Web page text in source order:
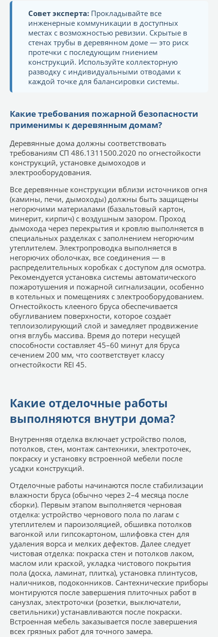
Совет эксперта: Прокладывайте все
инженерные коммуникации в доступных
местах с возможностью ревизии. Скрытые в
стенах трубы в деревянном доме — это риск
протечки с последующим гниением
конструкций. Используйте коллекторную
разводку с индивидуальными отводами к
каждой точке для балансировки системы.
Какие требования пожарной безопасности
применимы к деревянным домам?
Деревянные дома должны соответствовать
требованиям СП 486.1311500.2020 по огнестойкости
конструкций, установке дымоходов и
электрооборудования.
Все деревянные конструкции вблизи источников огня
(камины, печи, дымоходы) должны быть защищены
негорючими материалами (базальтовый картон,
минерит, кирпич) с воздушным зазором. Проход
дымохода через перекрытия и кровлю выполняется в
специальных разделках с заполнением негорючим
утеплителем. Электропроводка выполняется в
негорючих оболочках, все соединения — в
распределительных коробках с доступом для осмотра.
Рекомендуется установка системы автоматического
пожаротушения и пожарной сигнализации, особенно
в котельных и помещениях с электрооборудованием.
Огнестойкость клееного бруса обеспечивается
обугливанием поверхности, которое создаёт
теплоизолирующий слой и замедляет продвижение
огня вглубь массива. Время до потери несущей
способности составляет 45–60 минут для бруса
сечением 200 мм, что соответствует классу
огнестойкости REI 45.
Какие отделочные работы
выполняются внутри дома?
Внутренняя отделка включает устройство полов,
потолков, стен, монтаж сантехники, электроточек,
покраску и установку встроенной мебели после
усадки конструкций.
Отделочные работы начинаются после стабилизации
влажности бруса (обычно через 2–4 месяца после
сборки). Первым этапом выполняется черновая
отделка: устройство чернового пола по лагам с
утеплителем и пароизоляцией, обшивка потолков
вагонкой или гипсокартоном, шлифовка стен для
удаления ворса и мелких дефектов. Далее следует
чистовая отделка: покраска стен и потолков лаком,
маслом или краской, укладка чистового покрытия
пола (доска, ламинат, плитка), установка плинтусов,
наличников, подоконников. Сантехнические приборы
монтируются после завершения плиточных работ в
санузлах, электроточки (розетки, выключатели,
светильники) устанавливаются после покраски.
Встроенная мебель заказывается после завершения
всех грязных работ для точного замера.